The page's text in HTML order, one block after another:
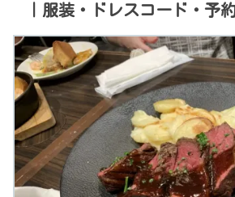
｜服装・ドレスコード・予